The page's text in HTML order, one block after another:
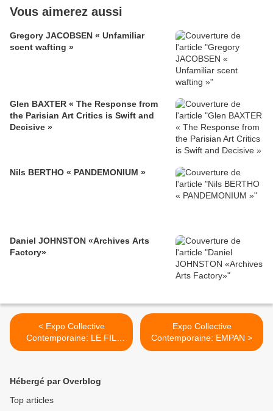
Vous aimerez aussi
Gregory JACOBSEN « Unfamiliar
scent wafting »
Glen BAXTER « The Response from
the Parisian Art Critics is Swift and
Decisive »
Nils BERTHO « PANDEMONIUM »
Daniel JOHNSTON «Archives Arts
Factory»
< Expo Collective
Contemporaine: LE FIL
ROUGE
Expo Collective
Contemporaine: EMPAN >
Hébergé par Overblog
Top articles